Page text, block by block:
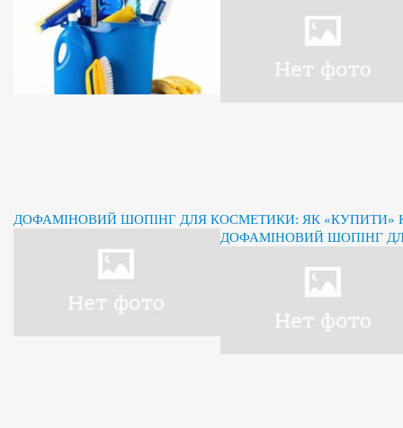
ДОФАМІНОВИЙ ШОПІНГ ДЛЯ КОСМЕТИКИ: ЯК «КУПИТИ»
ДОФАМІНОВИЙ ШОПІНГ